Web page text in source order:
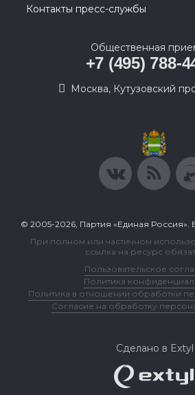
Контакты пресс-службы
Общественная
+7 (495) 788-
Москва, Кутузовский
© 2005-2026, Партия «Единая
При полном или частичном
ссылка на ресурс
Пользовательское
Политика
Политика в отношении обработки
Согласие на обработку
Сделано в Extyl